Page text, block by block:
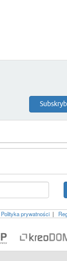
Polityka prywatności|